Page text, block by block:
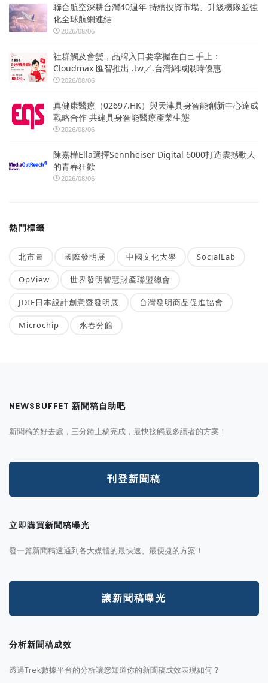
聯合航空深耕台灣40週年 持續投資市場、升級機隊並強
化全球航網連結
2026/08/06
社群觸及會變，品牌入口要掌握在自己手上：
Cloudmax 匯智推出 .tw／.台灣網域限時優惠
2026/08/06
真健康醫療（02697.HK）與天津具身智能創新中心達成
戰略合作 共建具身智能醫療產業生態
2026/08/06
陳嘉樺Ella選擇Sennheiser Digital 6000打造震撼動人
的青春狂歡
2026/08/06
熱門標籤
北市圖 國際發明展 中國文化大學 SocialLab
OpView 世界發明智慧財產聯盟總會
JDIE日本設計創意暨發明展 台灣發明商品促進協會
Microchip 永春分館
NEWSBUFFET 新聞稿自助吧
新聞稿的好去處，三分鐘上稿完成，最快接觸最多讀者的方案！
刊登新聞稿
立即購買新聞稿曝光
發一篇新聞稿透通到各大媒體的最快速、最便捷的方案！
讓新聞稿曝光
分析新聞稿成效
透過Trek數據平台的分析讓您知道你的新聞稿成效表現如何？